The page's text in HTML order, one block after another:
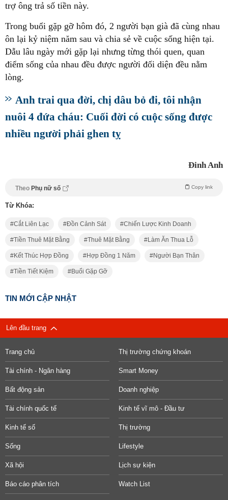
trợ ông trả số tiền này.
Trong buổi gặp gỡ hôm đó, 2 người bạn già đã cùng nhau
ôn lại kỷ niệm năm sau và chia sẻ về cuộc sống hiện tại.
Dẫu lâu ngày mới gặp lại nhưng từng thói quen, quan
điểm sống của nhau đều được người đối diện đều nằm
lòng.
Anh trai qua đời, chị dâu bỏ đi, tôi nhận
nuôi 4 đứa cháu: Cuối đời có cuộc sống được
nhiều người phải ghen tỵ
Đinh Anh
Theo Phụ nữ số Copy link
Từ Khóa:
Cắt Liên Lạc Đồn Cảnh Sát Chiến Lược Kinh Doanh
Tiền Thuê Mặt Bằng Thuê Mặt Bằng Làm Ăn Thua Lỗ
Kết Thúc Hợp Đồng Hợp Đồng 1 Năm Người Bạn Thân
Tiền Tiết Kiệm Buổi Gặp Gỡ
TIN MỚI CẬP NHẬT
Lên đầu trang
Trang chủ Thị trường chứng khoán
Tài chính - Ngân hàng Smart Money
Bất động sản Doanh nghiệp
Tài chính quốc tế Kinh tế vĩ mô - Đầu tư
Kinh tế số Thị trường
Sống Lifestyle
Xã hội Lịch sự kiện
Báo cáo phân tích Watch List